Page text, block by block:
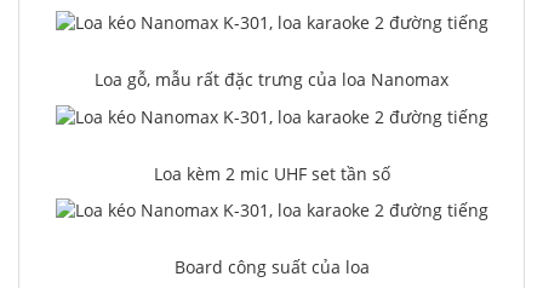
Loa gỗ, mẫu rất đặc trưng của loa Nanomax
Loa kèm 2 mic UHF set tần số
Board công suất của loa